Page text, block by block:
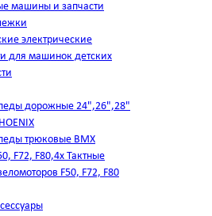
машины и запчасти
электрические
для машинок детских
дорожные 24",26",28"
трюковые BMX
F72, F80,4х Тактные
F50, F72, F80